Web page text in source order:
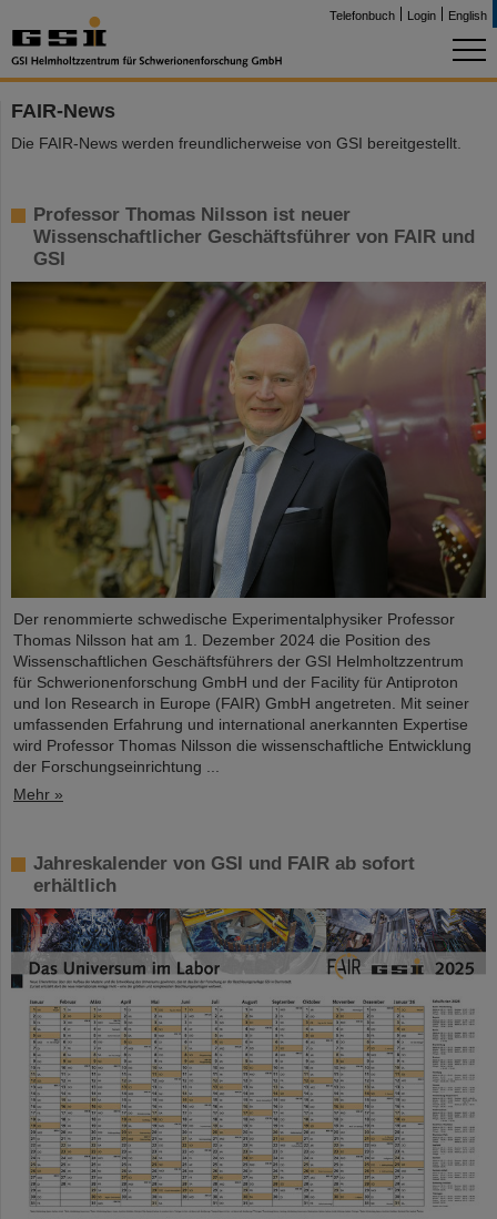
Telefonbuch Login English
FAIR-News
Die FAIR-News werden freundlicherweise von GSI bereitgestellt.
Professor Thomas Nilsson ist neuer
Wissenschaftlicher Geschäftsführer von FAIR und
GSI
Der renommierte schwedische Experimentalphysiker Professor
Thomas Nilsson hat am 1. Dezember 2024 die Position des
Wissenschaftlichen Geschäftsführers der GSI Helmholtzzentrum
für Schwerionenforschung GmbH und der Facility für Antiproton
und Ion Research in Europe (FAIR) GmbH angetreten. Mit seiner
umfassenden Erfahrung und international anerkannten Expertise
wird Professor Thomas Nilsson die wissenschaftliche Entwicklung
der Forschungseinrichtung ...
Mehr »
Jahreskalender von GSI und FAIR ab sofort
erhältlich